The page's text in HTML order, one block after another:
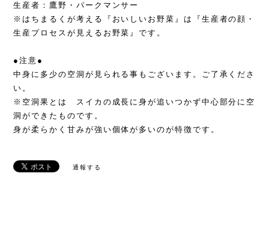
生産者：鷹野・パークマンサー
※はちまるくが考える『おいしいお野菜』は『生産者の顔・
生産プロセスが見えるお野菜』です。
●注意●
中身に多少の空洞が見られる事もございます。ご了承くださ
い。
※空洞果とは スイカの成長に身が追いつかず中心部分に空
洞ができたものです。
身が柔らかく甘みが強い個体が多いのが特徴です。
通報する